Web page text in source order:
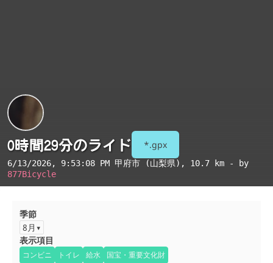
0時間29分のライド *.gpx
6/13/2026, 9:53:08 PM 甲府市 (山梨県) , 10.7 km - by
877Bicycle
季節
8月
表示項目
コンビニ トイレ 給水 国宝・重要文化財